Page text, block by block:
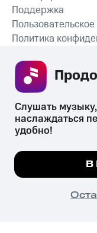
Поддержка
Политика
психотропных
их незаконный
законодательством
© 2026 ООО «КИОН».
Все права защищены
Мы используем
Слушать
наслаждаться
удобно!
В